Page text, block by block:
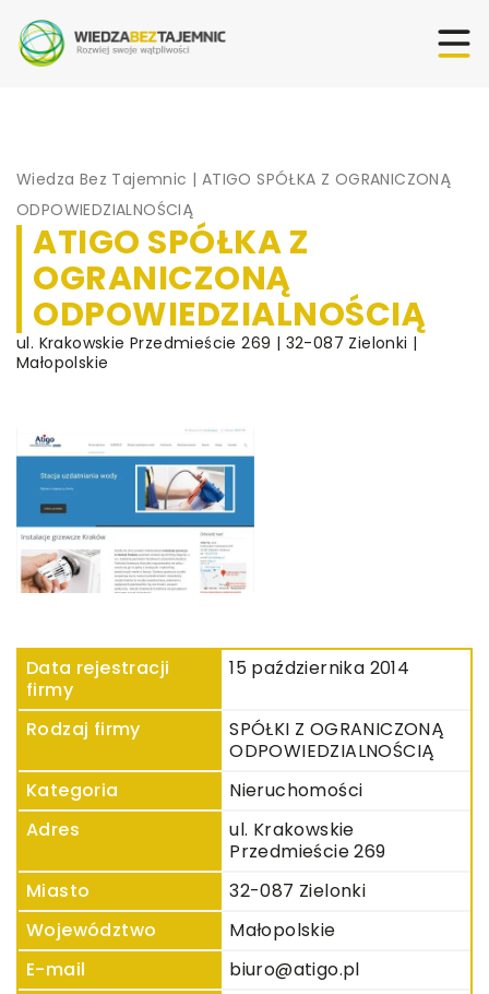
Wiedza Bez Tajemnic | ATIGO SPÓŁKA Z OGRANICZONĄ
ODPOWIEDZIALNOŚCIĄ
ATIGO SPÓŁKA Z
OGRANICZONĄ
ODPOWIEDZIALNOŚCIĄ
ul. Krakowskie Przedmieście 269 | 32-087 Zielonki |
Małopolskie
Data rejestracji
firmy
15 października 2014
Rodzaj firmy
SPÓŁKI Z OGRANICZONĄ
ODPOWIEDZIALNOŚCIĄ
Kategoria
Nieruchomości
Adres
ul. Krakowskie
Przedmieście 269
Miasto
32-087 Zielonki
Województwo
Małopolskie
E-mail
biuro@atigo.pl